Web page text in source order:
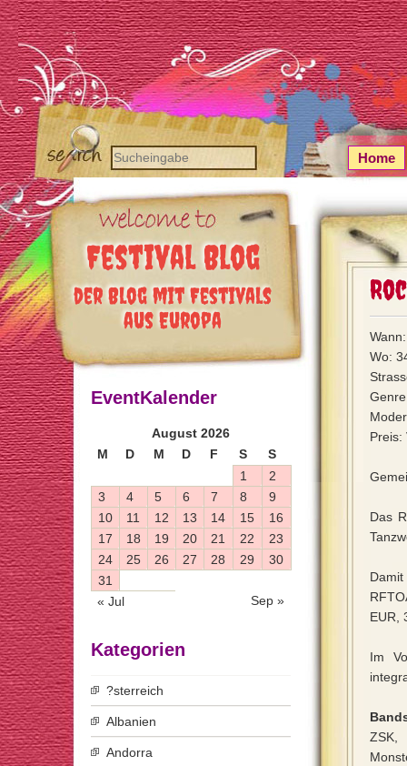
Festival Blog
der Blog mit Festivals
aus Europa
Home
Wo:
Preis:
Das
EUR,
Im
ZSK,
EventKalender
August 2026
M
D M D F S S
« Jul Sep »
1
2
3
4 5 6 7 8
9
10
11 12 13 14 15
16
17
18 19 20 21 22
23
24
25 26 27 28 29
30
31
Kategorien
?sterreich
Albanien
Andorra